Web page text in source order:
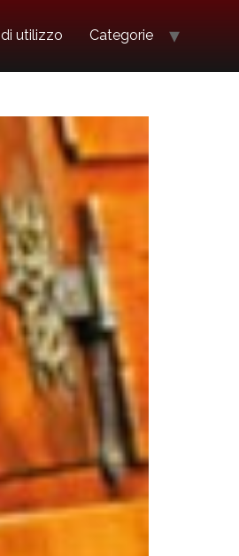
utilizzo Categorie